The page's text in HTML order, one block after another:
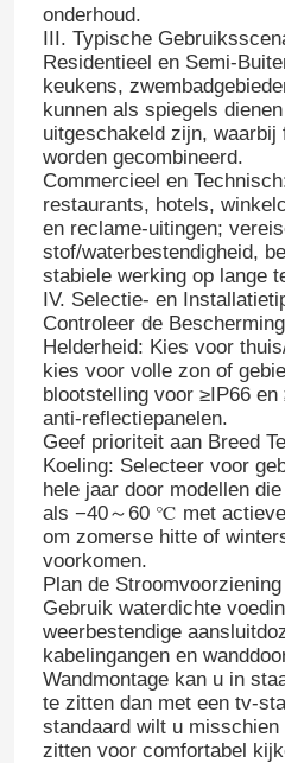
Huis
onderhoud.
III. Typische
Residentieel en Semi-
keukens,
kunnen als spiegels
uitgeschakeld zijn, waarbij
worden gecombineerd.
Commercieel en
restaurants, hotels,
en reclame-uitingen;
stof/waterbestendigheid,
stabiele werking op lange
IV. Selectie- en
Controleer de
Helderheid: Kies voor
kies voor volle zon of
blootstelling voor ≥IP66
anti-reflectiepanelen.
Geef prioriteit aan Breed
Koeling: Selecteer voor
hele jaar door modellen
als −40～60 ℃ met
om zomerse hitte of
voorkomen.
Plan de
Gebruik waterdichte
weerbestendige
kabelingangen en
Wandmontage kan u in
te zitten dan met een tv-
standaard wilt u
zitten voor comfortabel